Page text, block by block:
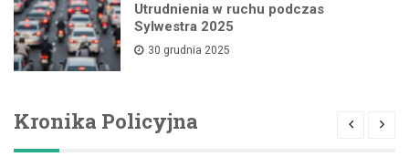
Utrudnienia w ruchu podczas
Sylwestra 2025
30 grudnia 2025
Kronika Policyjna